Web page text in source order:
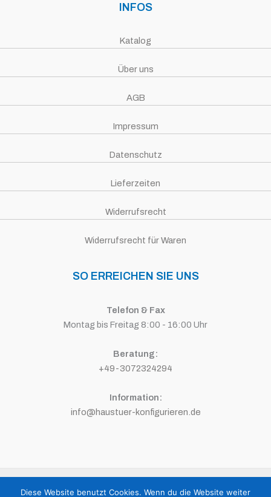
INFOS
Katalog
Über uns
AGB
Impressum
Datenschutz
Lieferzeiten
Widerrufsrecht
Widerrufsrecht für Waren
SO ERREICHEN SIE UNS
Telefon & Fax
Montag bis Freitag 8:00 - 16:00 Uhr
Beratung:
+49-3072324294
Information:
info@haustuer-konfigurieren.de
Copyright © 2026 HAUSTÜR KONFIGURIEREN | Powered by
Diese Website benutzt Cookies. Wenn du die Website weiter